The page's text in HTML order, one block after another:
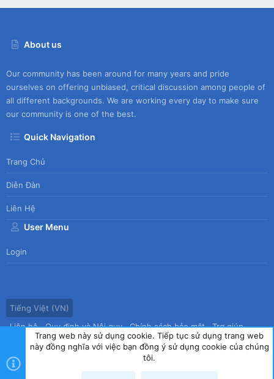
About us
Our community has been around for many years and pride
ourselves on offering unbiased, critical discussion among people of
all different backgrounds. We are working every day to make sure
our community is one of the best.
Quick Navigation
Trang Chủ
Diễn Đàn
Liên Hệ
User Menu
Login
Tiếng Việt (VN)
Liên hệ
Quy định và Nội quy Chính sách bảo mật
Trợ giúp
Trang chủ
R
Trang web này sử dụng cookie. Tiếp tục sử dụng trang web
này đồng nghĩa với việc bạn đồng ý sử dụng cookie của chúng
tôi.